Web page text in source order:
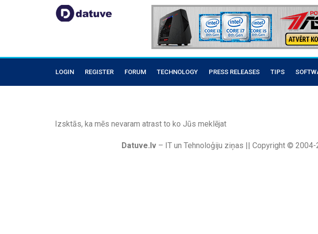
LOGIN REGISTER FORUM TECHNOLOGY PRESS RELEASES TIPS
Izsktās, ka mēs nevaram atrast to ko Jūs meklējat
Datuve.lv – IT un Tehnoloģiju ziņas || Copyright ©